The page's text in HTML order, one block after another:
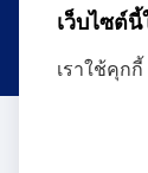
เว็บไซต์
เราใช้คุก